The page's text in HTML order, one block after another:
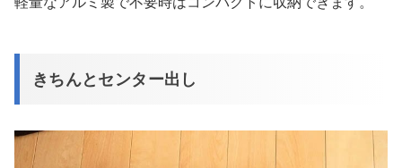
きちんとセンター出し